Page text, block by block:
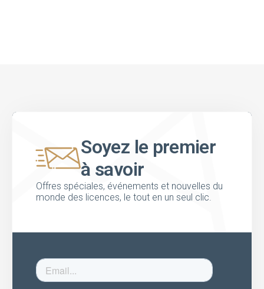
Soyez le premier
à savoir
Offres spéciales, événements et nouvelles du
monde des licences, le tout en un seul clic.